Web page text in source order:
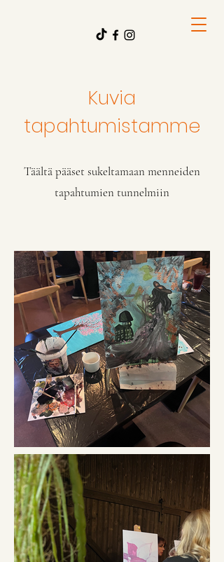
Kuvia
tapahtumistamme
Täältä pääset sukeltamaan menneiden
tapahtumien tunnelmiin